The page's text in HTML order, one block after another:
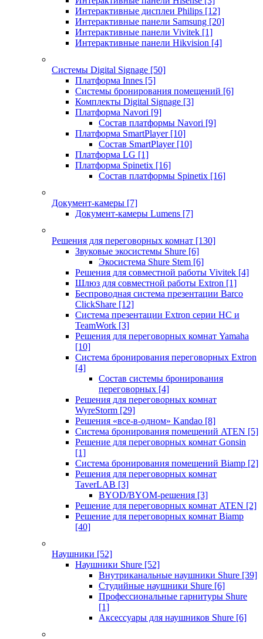
Интерактивные дисплеи Philips [12]
Интерактивные панели Samsung [20]
Интерактивные панели Vivitek [1]
Интерактивные панели Hikvision [4]
Системы Digital Signage [50]
Платформа Innes [5]
Системы бронирования помещений [6]
Комплекты Digital Signage [3]
Платформа Navori [9]
Состав платформы Navori [9]
Платформа SmartPlayer [10]
Состав SmartPlayer [10]
Платформа LG [1]
Платформа Spinetix [16]
Состав платформы Spinetix [16]
Документ-камеры [7]
Документ-камеры Lumens [7]
Решения для переговорных комнат [130]
Звуковые экосистемы Shure [6]
Экосистема Shure Stem [6]
Решения для совместной работы Vivitek [4]
Шлюз для совместной работы Extron [1]
Беспроводная система презентации Barco
ClickShare [12]
Система презентации Extron серии HC и
TeamWork [3]
Решения для переговорных комнат Yamaha
[10]
Система бронирования переговорных Extron
[4]
Состав системы бронирования
переговорных [4]
Решения для переговорных комнат
WyreStorm [29]
Решения «все-в-одном» Kandao [8]
Система бронирования помещений ATEN [5]
Решение для переговорных комнат Gonsin
[1]
Система бронирования помещений Biamp [2]
Решения для переговорных комнат
TaverLAB [3]
BYOD/BYOM-решения [3]
Решение для переговорных комнат ATEN [2]
Решение для переговорных комнат Biamp
[40]
Наушники [52]
Наушники Shure [52]
Внутриканальные наушники Shure [39]
Студийные наушники Shure [6]
Профессиональные гарнитуры Shure
[1]
Аксессуары для наушников Shure [6]